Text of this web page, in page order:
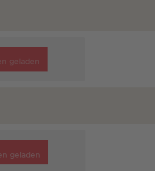
geladen
geladen